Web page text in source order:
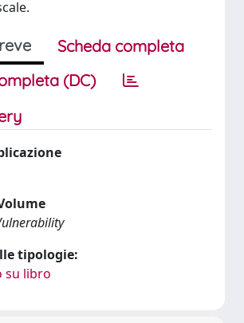
Scheda completa
(DC)
tipologie:
su libro